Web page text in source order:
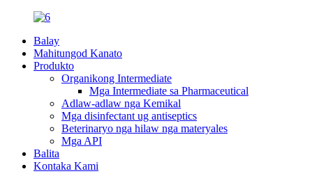
Balay
Mahitungod Kanato
Produkto
Organikong Intermediate
Mga Intermediate sa Pharmaceutical
Adlaw-adlaw nga Kemikal
Mga disinfectant ug antiseptics
Beterinaryo nga hilaw nga materyales
Mga API
Balita
Kontaka Kami